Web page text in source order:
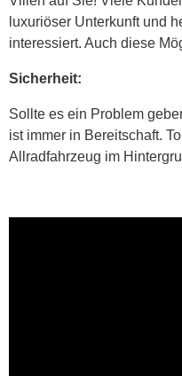
luxuriöser Unterkunft und
interessiert. Auch diese
Sicherheit:
Sollte es ein Problem
ist immer in Bereitschaft.
Allradfahrzeug im